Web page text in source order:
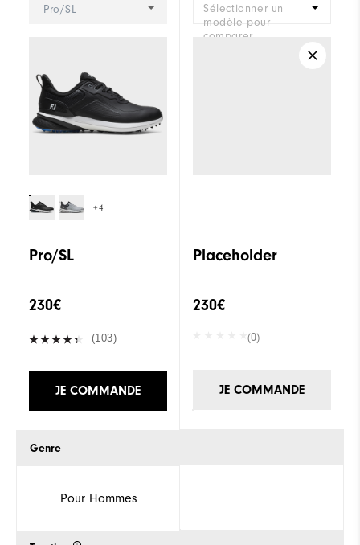
Pro/SL
+4
Pro/SL
230€
(103)
JE COMMANDE
Genre
Pour Hommes
Sélectionner un
modèle pour
comparer.
Placeholder
230€
(0)
JE COMMANDE